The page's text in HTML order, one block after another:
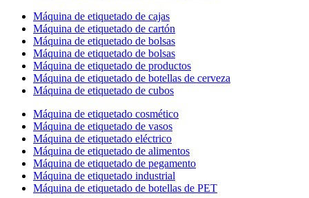
Máquina de etiquetado de cajas
Máquina de etiquetado de cartón
Máquina de etiquetado de bolsas
Máquina de etiquetado de bolsas
Máquina de etiquetado de productos
Máquina de etiquetado de botellas de cerveza
Máquina de etiquetado de cubos
Máquina de etiquetado cosmético
Máquina de etiquetado de vasos
Máquina de etiquetado eléctrico
Máquina de etiquetado de alimentos
Máquina de etiquetado de pegamento
Máquina de etiquetado industrial
Máquina de etiquetado de botellas de PET